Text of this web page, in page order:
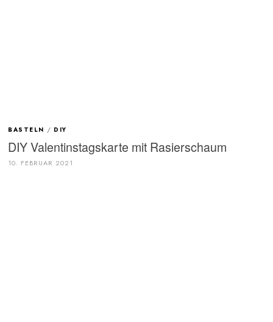
BASTELN / DIY
DIY Valentinstagskarte mit Rasierschaum
10. FEBRUAR 2021